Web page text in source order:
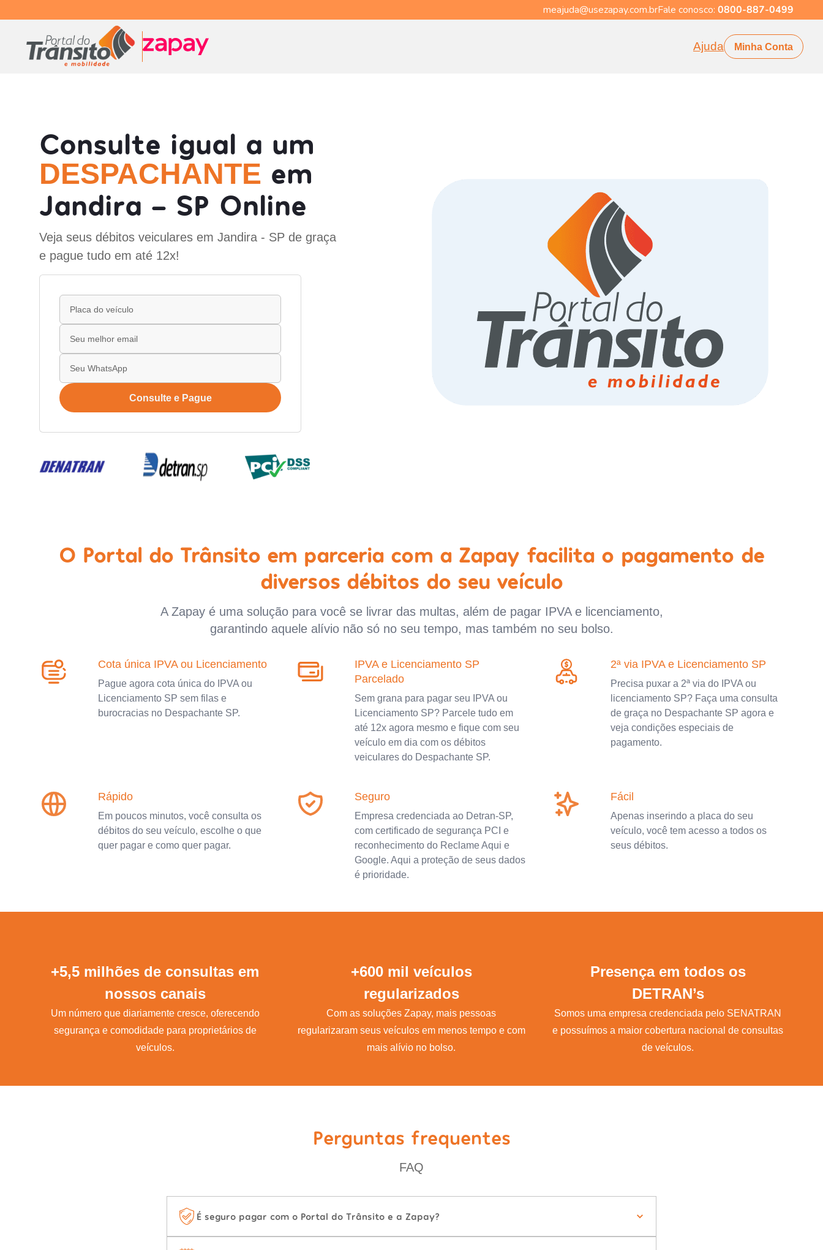
meajuda@usezapay.com.brFale conosco: 0800-887-0499
Ajuda Minha Conta
Consulte igual a um
DESPACHANTE em
Jandira - SP Online
Veja seus débitos veiculares em Jandira - SP de graça
e pague tudo em até 12x!
Consulte e Pague
O Portal do Trânsito em parceria com a Zapay facilita o pagamento de
diversos débitos do seu veículo
A Zapay é uma solução para você se livrar das multas, além de pagar IPVA e licenciamento,
garantindo aquele alívio não só no seu tempo, mas também no seu bolso.
Cota única IPVA ou Licenciamento
Pague agora cota única do IPVA ou
Licenciamento SP sem filas e
burocracias no Despachante SP.
IPVA e Licenciamento SP
Parcelado
Sem grana para pagar seu IPVA ou
Licenciamento SP? Parcele tudo em
até 12x agora mesmo e fique com seu
veículo em dia com os débitos
veiculares do Despachante SP.
2ª via IPVA e Licenciamento SP
Precisa puxar a 2ª via do IPVA ou
licenciamento SP? Faça uma consulta
de graça no Despachante SP agora e
veja condições especiais de
pagamento.
Rápido
Em poucos minutos, você consulta os
débitos do seu veículo, escolhe o que
quer pagar e como quer pagar.
Seguro
Empresa credenciada ao Detran-SP,
com certificado de segurança PCI e
reconhecimento do Reclame Aqui e
Google. Aqui a proteção de seus dados
é prioridade.
Fácil
Apenas inserindo a placa do seu
veículo, você tem acesso a todos os
seus débitos.
+5,5 milhões de consultas em
nossos canais
Um número que diariamente cresce, oferecendo
segurança e comodidade para proprietários de
veículos.
+600 mil veículos
regularizados
Com as soluções Zapay, mais pessoas
regularizaram seus veículos em menos tempo e com
mais alívio no bolso.
Presença em todos os
DETRAN’s
Somos uma empresa credenciada pelo SENATRAN
e possuímos a maior cobertura nacional de consultas
de veículos.
Perguntas frequentes
FAQ
É seguro pagar com o Portal do Trânsito e a Zapay?